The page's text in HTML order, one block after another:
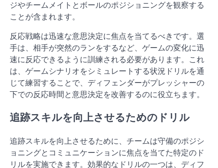
ジやチームメイトとボールのポジショニングを観察する
ことが含まれます。
反応戦略は迅速な意思決定に焦点を当てるべきです。選
手は、相手が突然のランをするなど、ゲームの変化に迅
速に反応できるように訓練される必要があります。これ
は、ゲームシナリオをシミュレートする状況ドリルを通
じて練習することで、ディフェンダーがプレッシャーの
下での反応時間と意思決定を改善するのに役立ちます。
追跡スキルを向上させるためのドリル
追跡スキルを向上させるために、チームは守備のポジシ
ョニングとコミュニケーションに焦点を当てた特定のド
リルを実施できます。効果的なドリルの一つは、ディフ